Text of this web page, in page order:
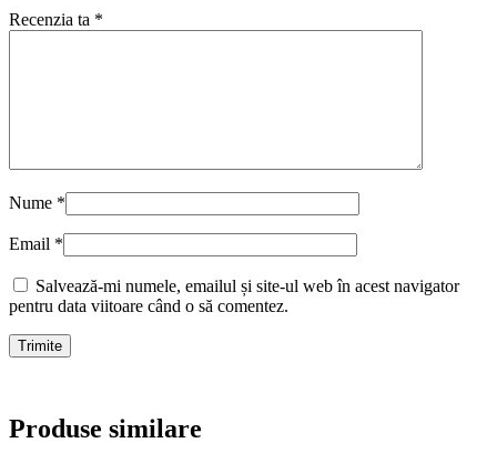
Recenzia ta *
Nume *
Email *
Salvează-mi numele, emailul și site-ul web în acest navigator
pentru data viitoare când o să comentez.
Produse similare